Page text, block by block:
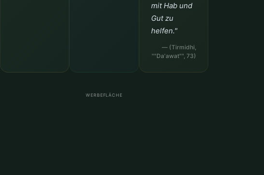
mit Hab und
Gut zu
helfen."
— (Tirmidhi,
""Da'awat"", 73)
WERBEFLÄCHE